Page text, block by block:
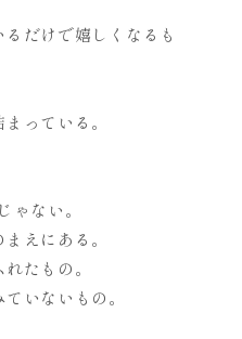
だけで嬉しくなるも
っている。
ゃない。
えにある。
たもの。
いないもの。